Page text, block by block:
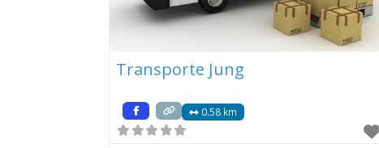
Transporte Jung
0.58 km